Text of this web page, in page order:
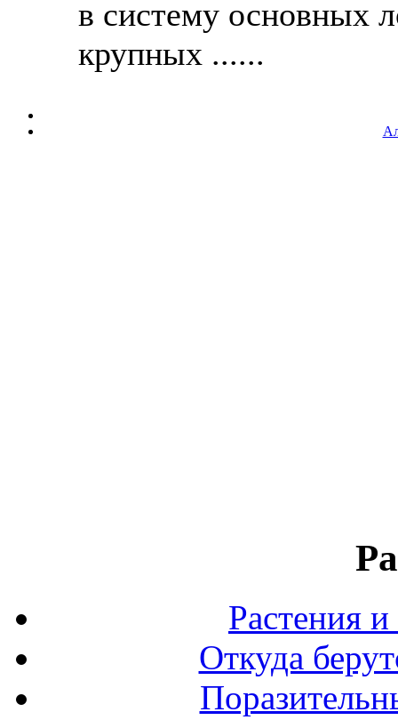
в систему основных
крупных ......
Растения
Откуда